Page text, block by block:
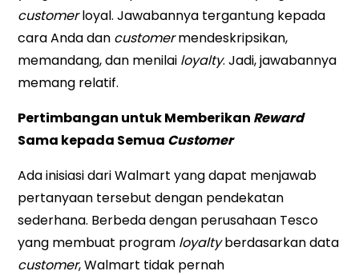
customerloyal. Jawabannya tergantung kepada
cara Anda dan customermendeskripsikan,
memandang, dan menilai loyalty. Jadi, jawabannya
memang relatif.
Pertimbangan untuk Memberikan Reward
Sama kepada Semua Customer
Ada inisiasi dari Walmart yang dapat menjawab
pertanyaan tersebut dengan pendekatan
sederhana. Berbeda dengan perusahaan Tesco
yang membuat program loyaltyberdasarkan data
customer, Walmart tidak pernah